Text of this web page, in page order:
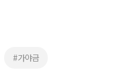
#가야금